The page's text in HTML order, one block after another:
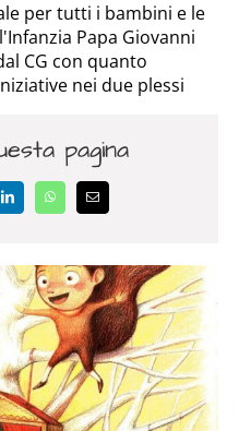
per tutti i bambini e le
Papa Giovanni
CG con quanto
nei due plessi
pagina
LinkedInWhatsAppEmail